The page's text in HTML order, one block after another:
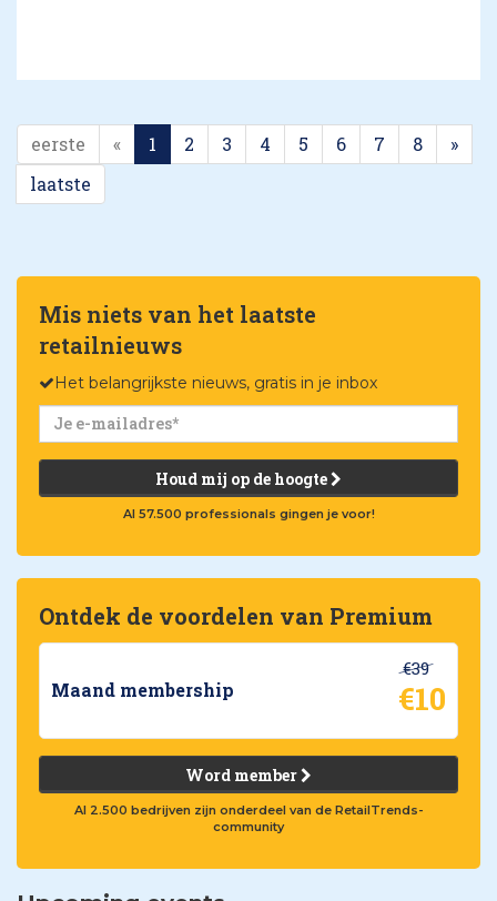
eerste « 1 2 3 4 5 6 7 8
»
laatste
Mis niets van het laatste
retailnieuws
Het belangrijkste nieuws, gratis in je inbox
Houd mij op de hoogte
Al 57.500 professionals gingen je voor!
Ontdek de voordelen van Premium
Maand membership
€39
€10
Word member
Al 2.500 bedrijven zijn onderdeel van de RetailTrends-
community